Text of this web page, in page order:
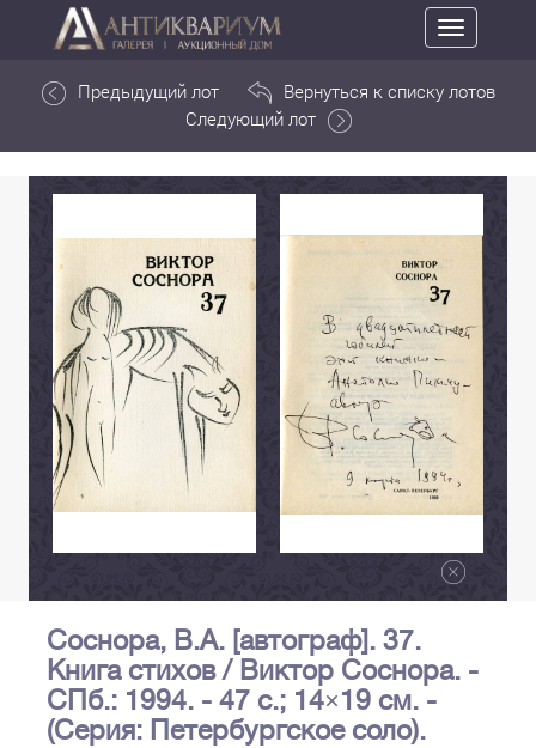
Toggle
navigation
Предыдущий лот
Вернуться к списку лотов
Следующий лот
Соснора, В.А. [автограф]. 37.
Книга стихов / Виктор Соснора. -
СПб.: 1994. - 47 с.; 14×19 см. -
(Серия: Петербургское соло).